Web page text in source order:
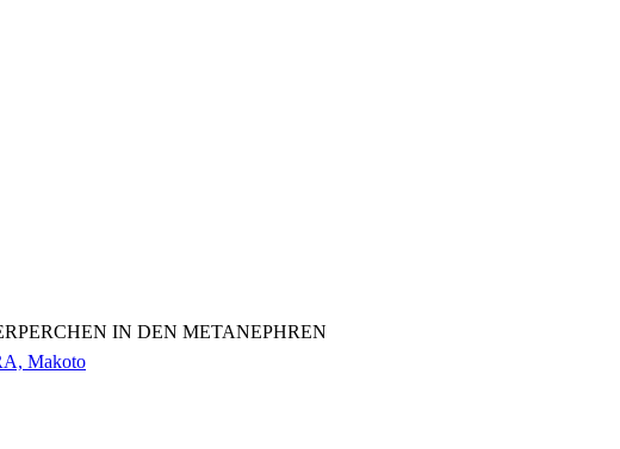
IN DEN METANEPHREN
Makoto